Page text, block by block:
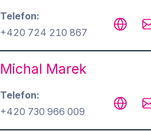
Telefon
+420 724 210 867
Michal Marek
Telefon
+420 730 966 009